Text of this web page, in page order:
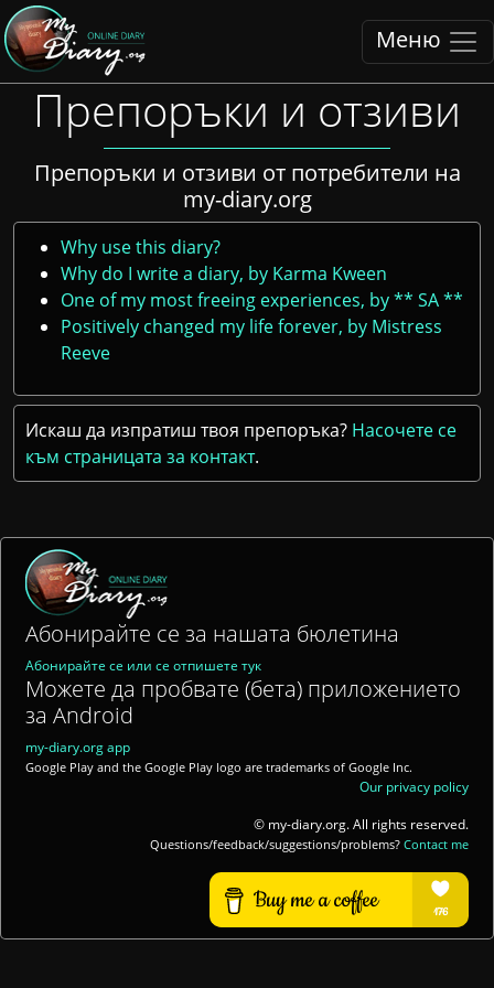
Меню
Препоръки и отзиви
Препоръки и отзиви от потребители на
my-diary.org
Why use this diary?
Why do I write a diary, by Karma Kween
One of my most freeing experiences, by ** SA **
Positively changed my life forever, by Mistress
Reeve
Искаш да изпратиш твоя препоръка? Насочете се
към страницата за контакт.
Абонирайте се за нашата бюлетина
Абонирайте се или се отпишете тук
Можете да пробвате (бета) приложението
за Android
my-diary.org app
Google Play and the Google Play logo are trademarks of Google Inc.
Our privacy policy
© my-diary.org. All rights reserved.
Questions/feedback/suggestions/problems? Contact me